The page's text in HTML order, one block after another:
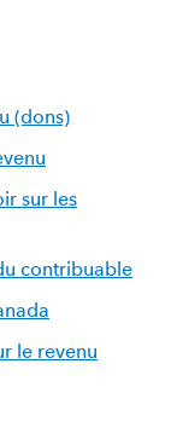
(dons)
sur les
contribuable
le revenu